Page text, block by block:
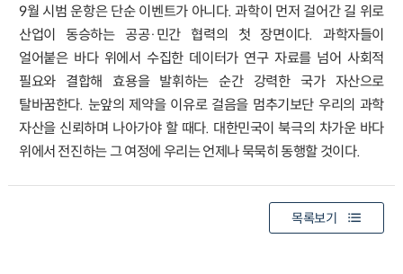
9월 시범 운항은 단순 이벤트가 아니다. 과학이 먼저 걸어간 길 위로
산업이 동승하는 공공·민간 협력의 첫 장면이다. 과학자들이
얼어붙은 바다 위에서 수집한 데이터가 연구 자료를 넘어 사회적
필요와 결합해 효용을 발휘하는 순간 강력한 국가 자산으로
탈바꿈한다. 눈앞의 제약을 이유로 걸음을 멈추기보단 우리의 과학
자산을 신뢰하며 나아가야 할 때다. 대한민국이 북극의 차가운 바다
위에서 전진하는 그 여정에 우리는 언제나 묵묵히 동행할 것이다.
목록보기